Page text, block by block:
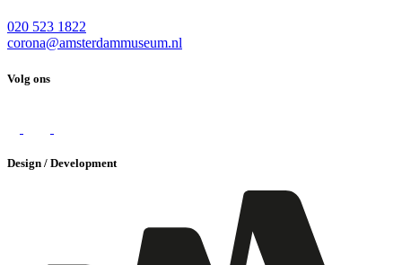
020 523 1822
corona@amsterdammuseum.nl
Volg ons
Design / Development